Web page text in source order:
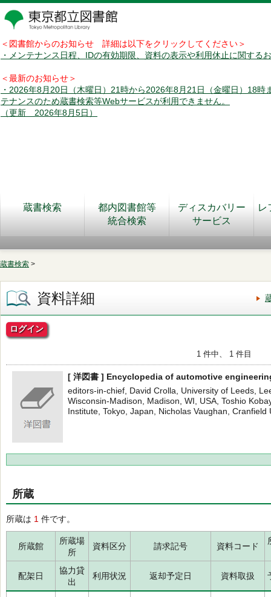
＜図書館からのお知らせ 詳細は以下をクリックしてください＞
・メンテナンス日程、IDの有効期限、資料の表示や利用休止に関する
＜最新のお知らせ＞
・2026年8月20日（木曜日）21時から2026年8月21日（金曜日）18時
テナンスのため蔵書検索等Webサービスが利用できません。
（更新 2026年8月5日）
蔵書検索
都内図書館等
統合検索
ディスカバリー
サービス
レ
蔵書検索 >
資料詳細
ログイン
1 件中、 1 件目
[ 洋図書 ] Encyclopedia of automotive
editors-in-chief, David Crolla, University of Leeds,
Wisconsin-Madison, Madison, WI, USA, Toshio
Institute, Tokyo, Japan, Nicholas Vaughan,
所蔵
所蔵は 1 件です。
所蔵館
所蔵場
所
資料区分 請求記号 資料コード
配架日
協力貸
出
利用状況 返却予定日 資料取扱